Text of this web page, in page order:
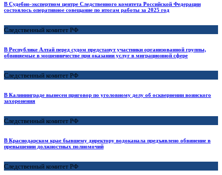
В Судебно-экспертном центре Следственного комитета Российской Федерации
состоялось оперативное совещание по итогам работы за 2025 год
Следственный комитет РФ
В Республике Алтай перед судом предстанут участники организованной группы,
обвиняемые в мошенничестве при оказании услуг в миграционной сфере
Следственный комитет РФ
В Калининграде вынесен приговор по уголовному делу об осквернении воинского
захоронения
Следственный комитет РФ
В Краснодарском крае бывшему директору водоканала предъявлено обвинение в
превышении должностных полномочий
Следственный комитет РФ